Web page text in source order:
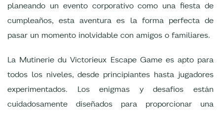
planeando un evento corporativo como una fiesta de
cumpleaños, esta aventura es la forma perfecta de
pasar un momento inolvidable con amigos o familiares.
La Mutinerie du Victorieux Escape Game es apto para
todos los niveles, desde principiantes hasta jugadores
experimentados. Los enigmas y desafíos están
cuidadosamente diseñados para proporcionar una